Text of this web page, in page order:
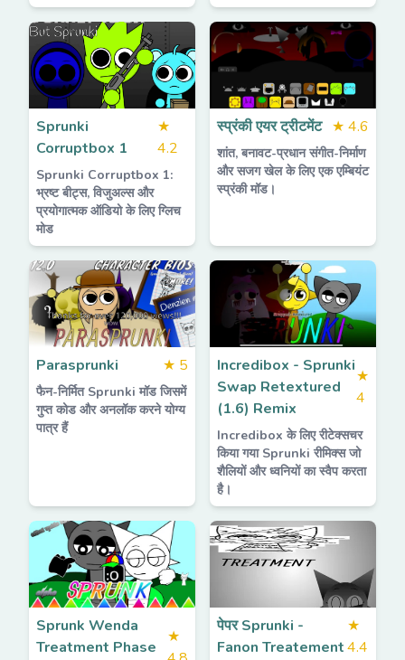
Sprunki
Corruptbox 1
★
4.2
Sprunki Corruptbox 1:
भ्रष्ट बीट्स, विजुअल्स और
प्रयोगात्मक ऑडियो के लिए ग्लिच
मोड
स्प्रंकी एयर ट्रीटमेंट ★ 4.6
शांत, बनावट-प्रधान संगीत-निर्माण
और सजग खेल के लिए एक एम्बियंट
स्प्रंकी मॉड।
Parasprunki ★ 5
फैन-निर्मित Sprunki मॉड जिसमें
गुप्त कोड और अनलॉक करने योग्य
पात्र हैं
Incredibox - Sprunki
Swap Retextured
(1.6) Remix
★
4
Incredibox के लिए रीटेक्सचर
किया गया Sprunki रीमिक्स जो
शैलियों और ध्वनियों का स्वैप करता
है।
Sprunk Wenda
Treatment Phase
★
पेपर Sprunki -
Fanon Treatement
★
4.4